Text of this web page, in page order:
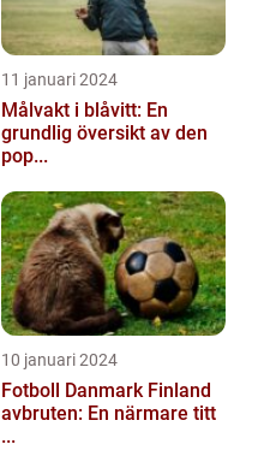
11 januari 2024
Målvakt i blåvitt: En
grundlig översikt av den
pop...
10 januari 2024
Fotboll Danmark Finland
avbruten: En närmare titt
...